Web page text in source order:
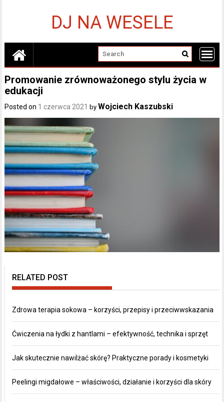
DJ NA WESELE
Promowanie zrównoważonego stylu życia w
edukacji
Posted on 1 czerwca 2021 by Wojciech Kaszubski
RELATED POST
Zdrowa terapia sokowa – korzyści, przepisy i przeciwwskazania
Ćwiczenia na łydki z hantlami – efektywność, technika i sprzęt
Jak skutecznie nawilżać skórę? Praktyczne porady i kosmetyki
Peelingi migdałowe – właściwości, działanie i korzyści dla skóry